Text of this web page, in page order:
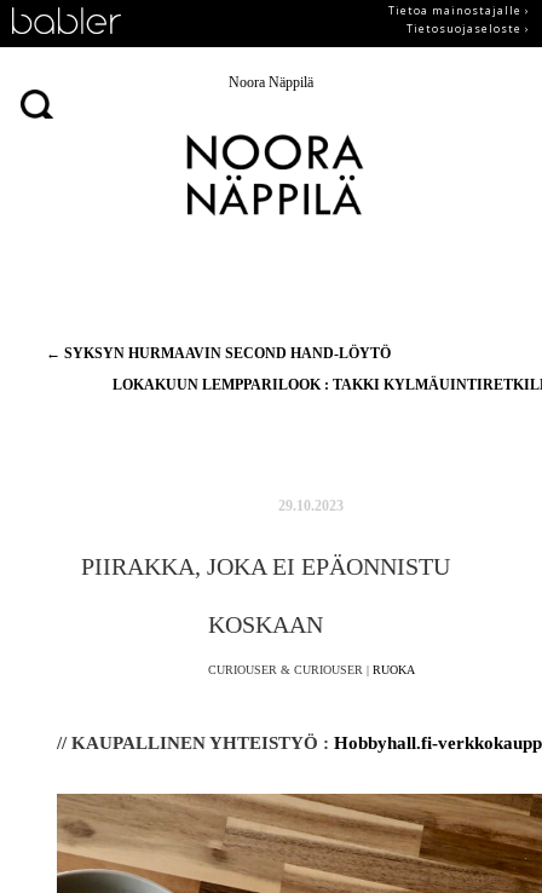
Tietoa mainostajalle ›
Tietosuojaseloste ›
Noora Näppilä
Artikkelien
← SYKSYN HURMAAVIN SECOND HAND-LÖYTÖ
LOKAKUUN LEMPPARILOOK : TAKKI
29.10.2023
PIIRAKKA, JOKA EI EPÄONNISTU
KOSKAAN
CURIOUSER & CURIOUSER | RUOKA
// KAUPALLINEN YHTEISTYÖ : Hobbyhall.fi-